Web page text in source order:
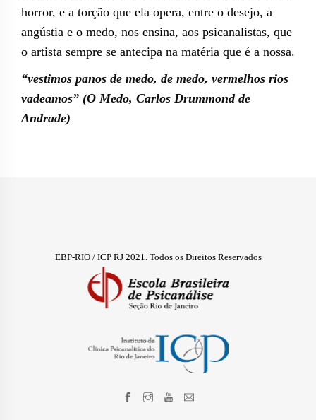
horror, e a torção que ela opera, entre o desejo, a
angústia e o medo, nos ensina, aos psicanalistas, que
o artista sempre se antecipa na matéria que é a nossa.
“vestimos panos de medo, de medo, vermelhos rios
vadeamos” (O Medo, Carlos Drummond de
Andrade)
EBP-RIO / ICP RJ 2021. Todos os Direitos Reservados